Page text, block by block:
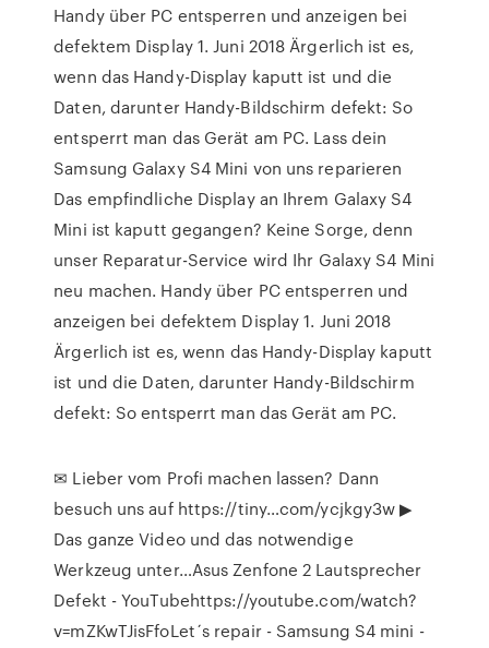
Handy über PC entsperren und anzeigen bei
defektem Display 1. Juni 2018 Ärgerlich ist es,
wenn das Handy-Display kaputt ist und die
Daten, darunter Handy-Bildschirm defekt: So
entsperrt man das Gerät am PC. Lass dein
Samsung Galaxy S4 Mini von uns reparieren
Das empfindliche Display an Ihrem Galaxy S4
Mini ist kaputt gegangen? Keine Sorge, denn
unser Reparatur-Service wird Ihr Galaxy S4 Mini
neu machen. Handy über PC entsperren und
anzeigen bei defektem Display 1. Juni 2018
Ärgerlich ist es, wenn das Handy-Display kaputt
ist und die Daten, darunter Handy-Bildschirm
defekt: So entsperrt man das Gerät am PC.
✉ Lieber vom Profi machen lassen? Dann
besuch uns auf https://tiny…com/ycjkgy3w ▶
Das ganze Video und das notwendige
Werkzeug unter…Asus Zenfone 2 Lautsprecher
Defekt - YouTubehttps://youtube.com/watch?
v=mZKwTJisFfoLet´s repair - Samsung S4 mini -